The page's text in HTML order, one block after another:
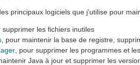
principaux logiciels que j’utilise pour
supprimer les fichiers inutiles
, pour maintenir la base de registre,
, pour supprimer les programmes et
Java à jour et supprimer les